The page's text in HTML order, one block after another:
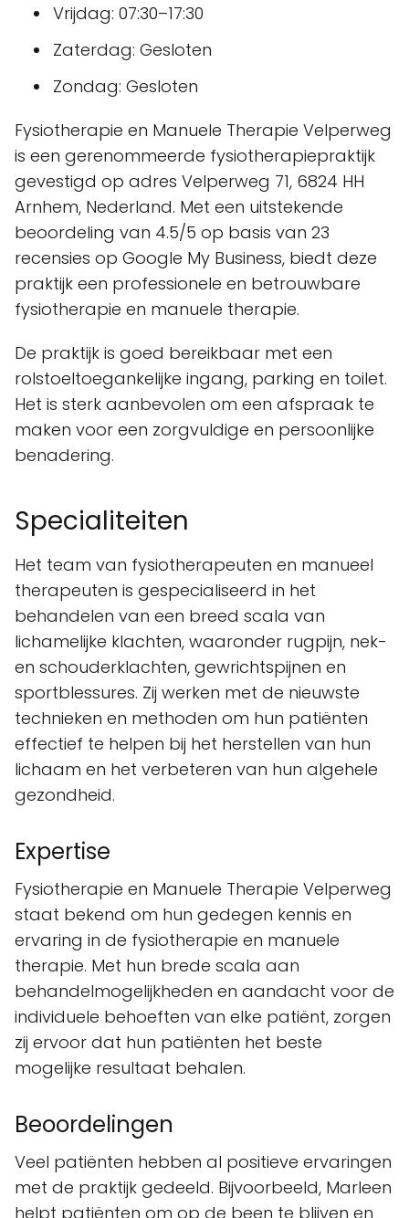
Vrijdag: 07:30–17:30
Zaterdag: Gesloten
Zondag: Gesloten
Fysiotherapie en Manuele Therapie Velperweg
is een gerenommeerde fysiotherapiepraktijk
gevestigd op adres Velperweg 71, 6824 HH
Arnhem, Nederland. Met een uitstekende
beoordeling van 4.5/5 op basis van 23
recensies op Google My Business, biedt deze
praktijk een professionele en betrouwbare
fysiotherapie en manuele therapie.
De praktijk is goed bereikbaar met een
rolstoeltoegankelijke ingang, parking en toilet.
Het is sterk aanbevolen om een afspraak te
maken voor een zorgvuldige en persoonlijke
benadering.
Specialiteiten
Het team van fysiotherapeuten en manueel
therapeuten is gespecialiseerd in het
behandelen van een breed scala van
lichamelijke klachten, waaronder rugpijn, nek-
en schouderklachten, gewrichtspijnen en
sportblessures. Zij werken met de nieuwste
technieken en methoden om hun patiënten
effectief te helpen bij het herstellen van hun
lichaam en het verbeteren van hun algehele
gezondheid.
Expertise
Fysiotherapie en Manuele Therapie Velperweg
staat bekend om hun gedegen kennis en
ervaring in de fysiotherapie en manuele
therapie. Met hun brede scala aan
behandelmogelijkheden en aandacht voor de
individuele behoeften van elke patiënt, zorgen
zij ervoor dat hun patiënten het beste
mogelijke resultaat behalen.
Beoordelingen
Veel patiënten hebben al positieve ervaringen
met de praktijk gedeeld. Bijvoorbeeld, Marleen
helpt patiënten om op de been te blijven en